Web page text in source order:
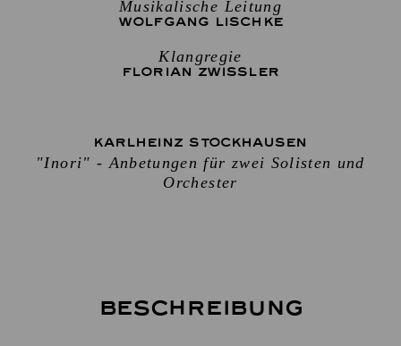
Musikalische Leitung
WOLFGANG LISCHKE
Klangregie
FLORIAN ZWISSLER
KARLHEINZ STOCKHAUSEN
"Inori" - Anbetungen für zwei Solisten und
Orchester
Beschreibung